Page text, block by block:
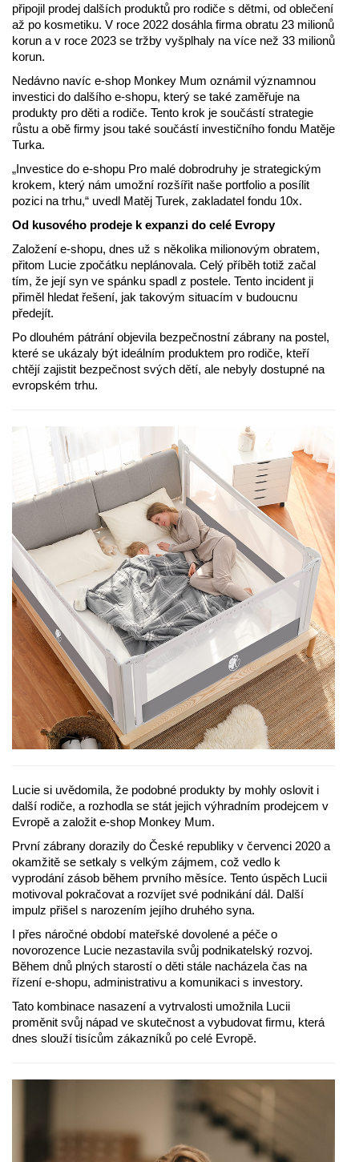
připojil prodej dalších produktů pro rodiče s dětmi, od oblečení
až po kosmetiku. V roce 2022 dosáhla firma obratu 23 milionů
korun a v roce 2023 se tržby vyšplhaly na více než 33 milionů
korun.
Nedávno navíc e-shop Monkey Mum oznámil významnou
investici do dalšího e-shopu, který se také zaměřuje na
produkty pro děti a rodiče. Tento krok je součástí strategie
růstu a obě firmy jsou také součástí investičního fondu Matěje
Turka.
„Investice do e-shopu Pro malé dobrodruhy je strategickým
krokem, který nám umožní rozšířit naše portfolio a posílit
pozici na trhu,“ uvedl Matěj Turek, zakladatel fondu 10x.
Od kusového prodeje k expanzi do celé Evropy
Založení e-shopu, dnes už s několika milionovým obratem,
přitom Lucie zpočátku neplánovala. Celý příběh totiž začal
tím, že její syn ve spánku spadl z postele. Tento incident ji
přiměl hledat řešení, jak takovým situacím v budoucnu
předejít.
Po dlouhém pátrání objevila bezpečnostní zábrany na postel,
které se ukázaly být ideálním produktem pro rodiče, kteří
chtějí zajistit bezpečnost svých dětí, ale nebyly dostupné na
evropském trhu.
Lucie si uvědomila, že podobné produkty by mohly oslovit i
další rodiče, a rozhodla se stát jejich výhradním prodejcem v
Evropě a založit e-shop Monkey Mum.
První zábrany dorazily do České republiky v červenci 2020 a
okamžitě se setkaly s velkým zájmem, což vedlo k
vyprodání zásob během prvního měsíce. Tento úspěch Lucii
motivoval pokračovat a rozvíjet své podnikání dál. Další
impulz přišel s narozením jejího druhého syna.
I přes náročné období mateřské dovolené a péče o
novorozence Lucie nezastavila svůj podnikatelský rozvoj.
Během dnů plných starostí o děti stále nacházela čas na
řízení e-shopu, administrativu a komunikaci s investory.
Tato kombinace nasazení a vytrvalosti umožnila Lucii
proměnit svůj nápad ve skutečnost a vybudovat firmu, která
dnes slouží tisícům zákazníků po celé Evropě.